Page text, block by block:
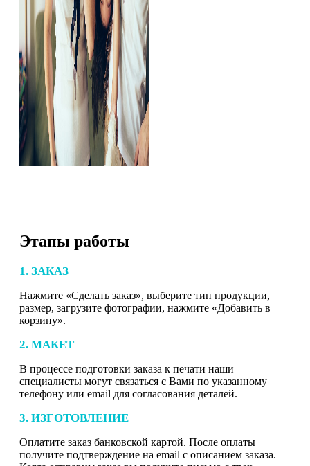
Этапы работы
1. ЗАКАЗ
Нажмите «Сделать заказ», выберите тип продукции,
размер, загрузите фотографии, нажмите «Добавить в
корзину».
2. МАКЕТ
В процессе подготовки заказа к печати наши
специалисты могут связаться с Вами по указанному
телефону или email для согласования деталей.
3. ИЗГОТОВЛЕНИЕ
Оплатите заказ банковской картой. После оплаты
получите подтверждение на email с описанием заказа.